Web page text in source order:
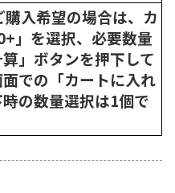
入希望の場合は、カ
」を選択、必要数量
」ボタンを押下して
での「カートに入れ
の数量選択は1個で